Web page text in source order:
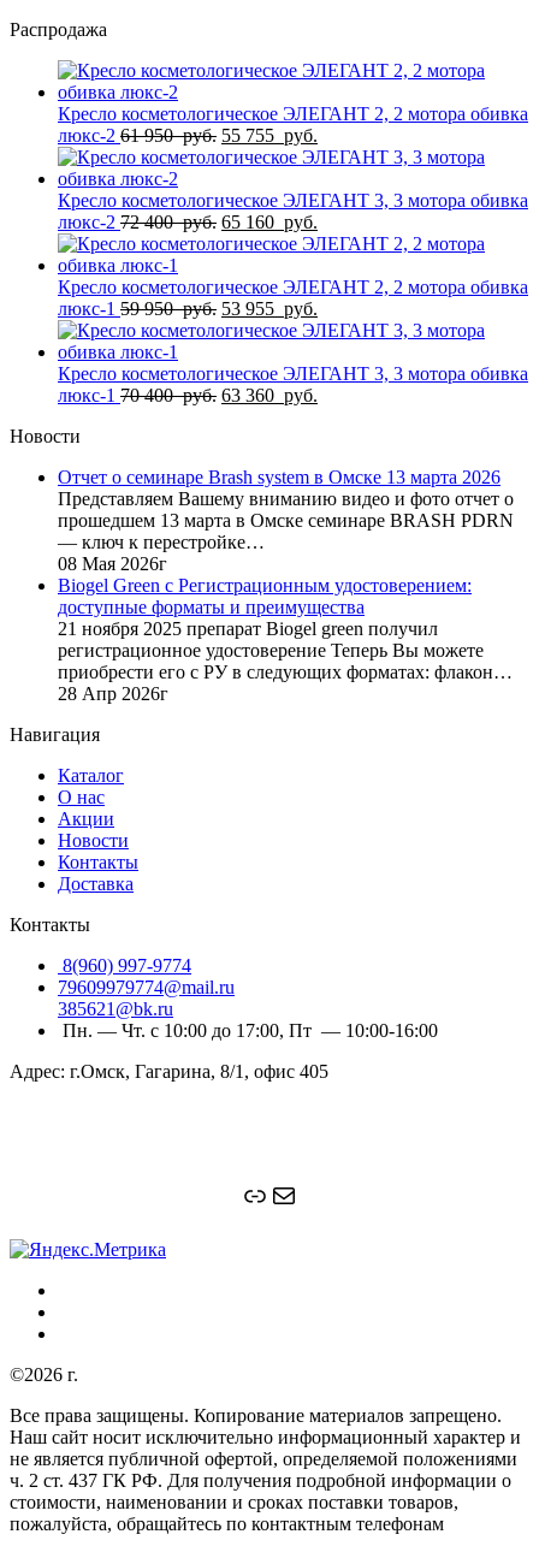
Распродажа
Кресло косметологическое ЭЛЕГАНТ 2, 2 мотора обивка
люкс-2 61 950руб. Первоначальная
цена
61
950
руб..
55 755 руб.
цена:
755
Кресло косметологическое ЭЛЕГАНТ 3, 3 мотора обивка
люкс-2 72 400руб. Первоначальная
цена
72
400
руб..
65 160 руб.
цена:
160
Кресло косметологическое ЭЛЕГАНТ 2, 2 мотора обивка
люкс-1 59 950руб. Первоначальная
цена
59
950
53 955 руб.
цена:
955
Кресло косметологическое ЭЛЕГАНТ 3, 3 мотора обивка
люкс-1 70 400руб. Первоначальная
400
руб..
63 360 руб.
руб..
Новости
Отчет о семинаре Brash system в Омске 13 марта 2026
Представляем Вашему вниманию видео и фото отчет о
прошедшем 13 марта в Омске семинаре BRASH PDRN
— ключ к перестройке…
08 Мая 2026г
Biogel Green с Регистрационным удостоверением:
доступные форматы и преимущества
21 ноября 2025 препарат Biogel green получил
регистрационное удостоверение Теперь Вы можете
приобрести его с РУ в следующих форматах: флакон…
28 Апр 2026г
Навигация
Каталог
О нас
Акции
Новости
Контакты
Доставка
Контакты
8(960) 997-9774
79609979774@mail.ru
385621@bk.ru
Пн. — Чт. с 10:00 до 17:00, Пт — 10:00-16:00
Адрес: г.Омск, Гагарина, 8/1, офис 405
Ссылка
Почта
©2026 г.
Все права защищены. Копирование материалов запрещено.
Наш сайт носит исключительно информационный характер и
не является публичной офертой, определяемой положениями
ч. 2 ст. 437 ГК РФ. Для получения подробной информации о
стоимости, наименовании и сроках поставки товаров,
пожалуйста, обращайтесь по контактным телефонам